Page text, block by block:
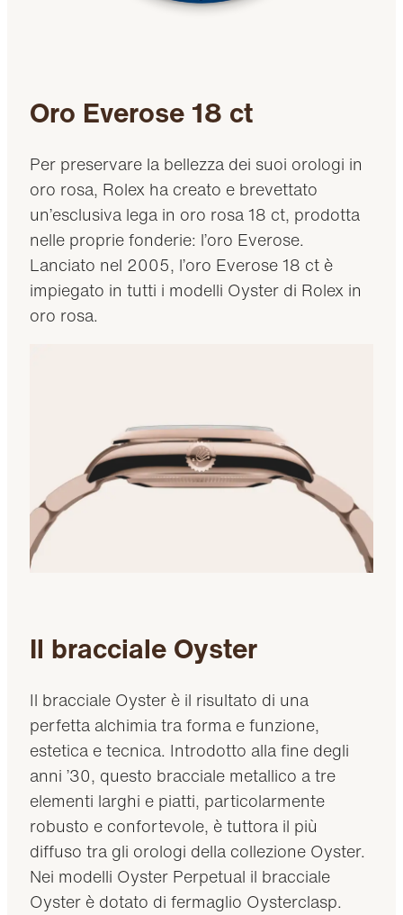
Oro Everose 18 ct
Per preservare la bellezza dei suoi orologi in
oro rosa, Rolex ha creato e brevettato
un’esclusiva lega in oro rosa 18 ct, prodotta
nelle proprie fonderie: l’oro Everose.
Lanciato nel 2005, l’oro Everose 18 ct è
impiegato in tutti i modelli Oyster di Rolex in
oro rosa.
Il bracciale Oyster
Il bracciale Oyster è il risultato di una
perfetta alchimia tra forma e funzione,
estetica e tecnica. Introdotto alla fine degli
anni ’30, questo bracciale metallico a tre
elementi larghi e piatti, particolarmente
robusto e confortevole, è tuttora il più
diffuso tra gli orologi della collezione Oyster.
Nei modelli Oyster Perpetual il bracciale
Oyster è dotato di fermaglio Oysterclasp.